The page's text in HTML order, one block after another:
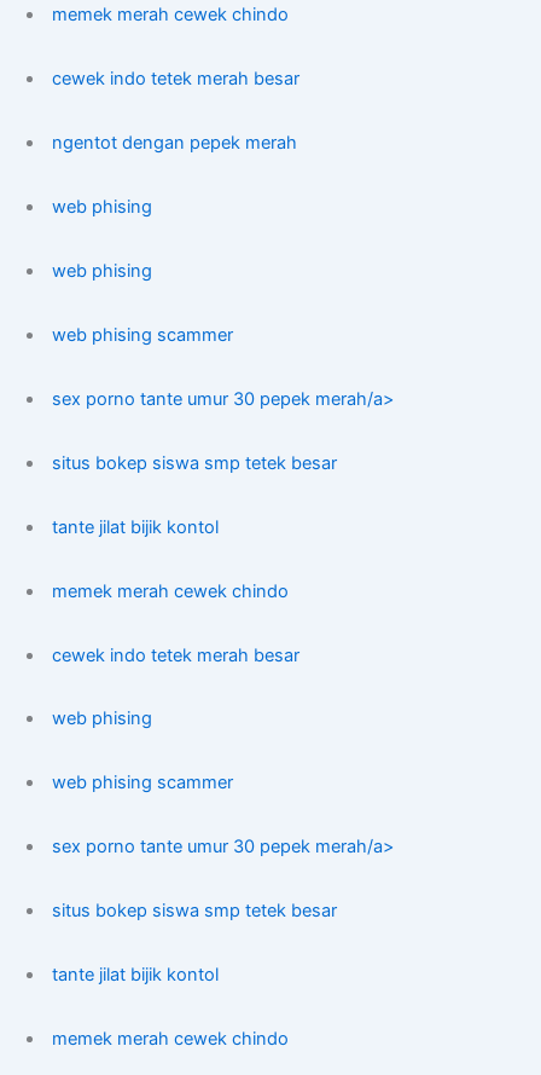
memek merah cewek chindo
cewek indo tetek merah besar
ngentot dengan pepek merah
web phising
web phising
web phising scammer
sex porno tante umur 30 pepek merah/a>
situs bokep siswa smp tetek besar
tante jilat bijik kontol
memek merah cewek chindo
cewek indo tetek merah besar
web phising
web phising scammer
sex porno tante umur 30 pepek merah/a>
situs bokep siswa smp tetek besar
tante jilat bijik kontol
memek merah cewek chindo